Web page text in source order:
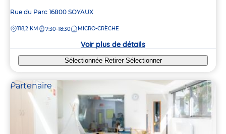
Adresse
la
Rue du Parc 16800 SOYAUX
DISTANCE
118,2 KM 7:30-18:30 MICRO-CRÈCHE
Voir plus de détails
Sélectionnée Retirer Sélectionner
Partenaire